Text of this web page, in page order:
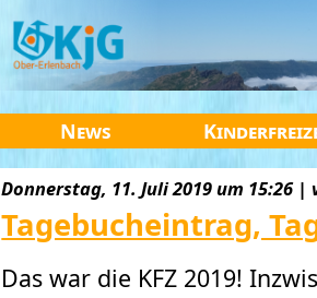
News
Donnerstag, 11. Juli 2019 um 15:26
Tagebucheintrag,
Das war die KFZ 2019!